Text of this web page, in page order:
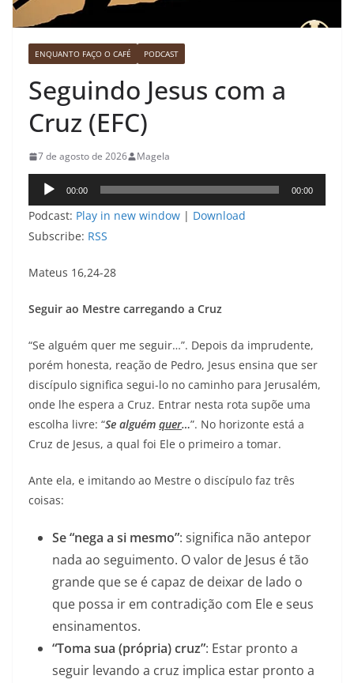
ENQUANTO FAÇO O CAFÉ PODCAST
Seguindo Jesus com a
Cruz (EFC)
7 de agosto de 2026 Magela
Tocador
de
áudio
00:00 00:00
Podcast: Play in new window | Download
Subscribe: RSS
Mateus 16,24-28
Seguir ao Mestre carregando a Cruz
“Se alguém quer me seguir…”. Depois da imprudente,
porém honesta, reação de Pedro, Jesus ensina que ser
discípulo significa segui-lo no caminho para Jerusalém,
onde lhe espera a Cruz. Entrar nesta rota supõe uma
escolha livre: “Se alguém quer…”. No horizonte está a
Cruz de Jesus, a qual foi Ele o primeiro a tomar.
Ante ela, e imitando ao Mestre o discípulo faz três
coisas:
Se “nega a si mesmo”: significa não antepor
nada ao seguimento. O valor de Jesus é tão
grande que se é capaz de deixar de lado o
que possa ir em contradição com Ele e seus
ensinamentos.
“Toma sua (própria) cruz”: Estar pronto a
seguir levando a cruz implica estar pronto a